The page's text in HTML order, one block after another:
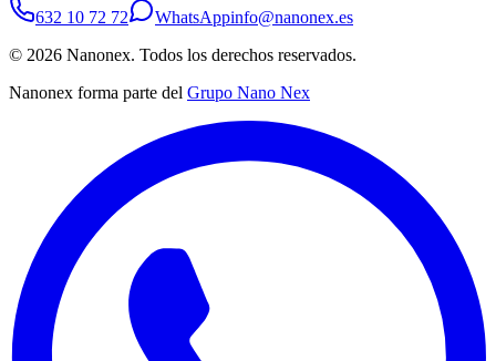
632 10 72 72 WhatsAppinfo@nanonex.es
© 2026 Nanonex. Todos los derechos reservados.
Nanonex forma parte del Grupo Nano Nex